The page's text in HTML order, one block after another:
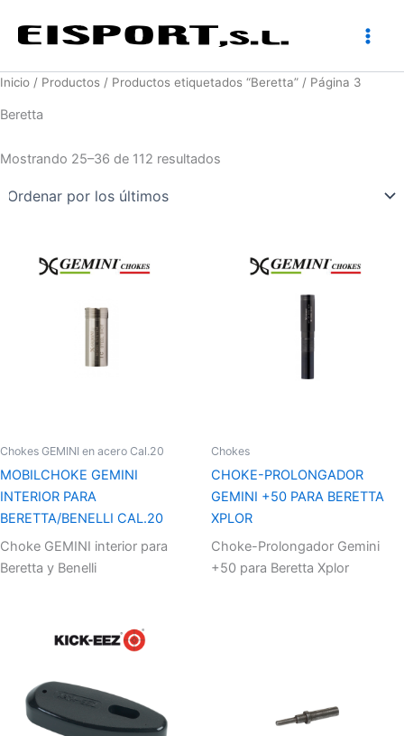
Inicio / Productos / Productos etiquetados “Beretta” / Página 3
Beretta
Mostrando 25–36 de 112 resultados
Chokes GEMINI en acero Cal.20
MOBILCHOKE GEMINI
INTERIOR PARA
BERETTA/BENELLI CAL.20
Choke GEMINI interior para
Beretta y Benelli
Chokes
CHOKE-PROLONGADOR
GEMINI +50 PARA BERETTA
XPLOR
Choke-Prolongador Gemini
+50 para Beretta Xplor